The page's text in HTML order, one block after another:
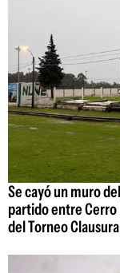
Se cayó un muro
partido entre Cerro
del Torneo Clausura